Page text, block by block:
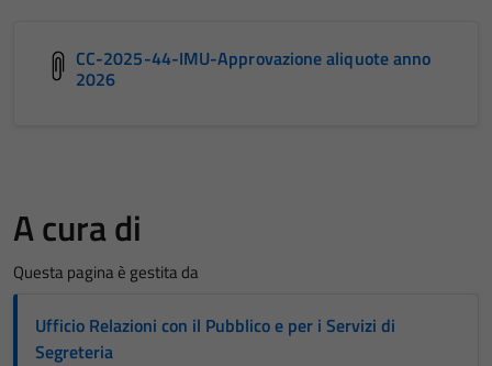
CC-2025-44-IMU-Approvazione aliquote anno
2026
A cura di
Questa pagina è gestita da
Ufficio Relazioni con il Pubblico e per i Servizi di
Segreteria